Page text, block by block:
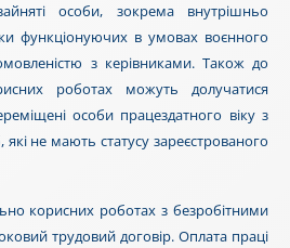
особи, зокрема внутрішньо
функціонуючих в умовах воєнного
з керівниками. Також до
роботах можуть долучатися
особи працездатного віку з
які не мають статусу зареєстрованого
корисних роботах з безробітними
трудовий договір. Оплата праці